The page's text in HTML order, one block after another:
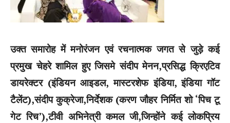
उक्त समारोह में मनोरंजन एवं रचनात्मक जगत से जुड़े कई
प्रमुख चेहरे शामिल हुए जिसमे संदीप मेनन,प्रसिद्ध क्रिएटिव
डायरेक्टर (इंडियन आइडल, मास्टरशेफ इंडिया, इंडिया गॉट
टैलेंट),संदीप कुक्रेजा,निर्देशक (करण जौहर निर्मित शो ‘पिच टू
गेट रिच’),टीवी अभिनेत्री कमल जी,जिन्होंने कई लोकप्रिय